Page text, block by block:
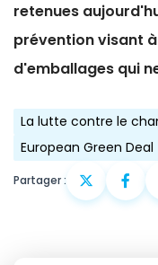
retenues
prévention visant
d'emballages qui
La lutte contre le
European Green Deal
Partager :